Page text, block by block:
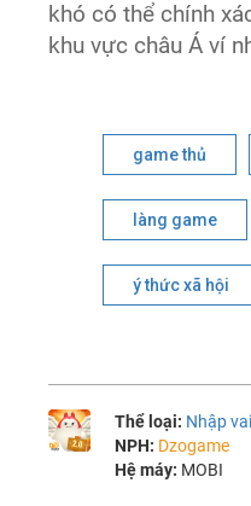
khó có thể chính
khu vực châu Á ví
game thủ
làng game
ý thức xã hội
Thể loại: Nhập vai
NPH: Dzogame
Hệ máy: MOBI